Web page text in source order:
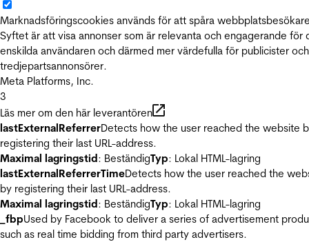
Marknadsföringscookies används för att spåra
Syftet är att visa annonser som är relevanta och engagerande för
enskilda användaren och därmed mer värdefulla för publicister och
tredjepartsannonsörer.
Meta Platforms, Inc.
3
Läs mer om den här leverantören
lastExternalReferrerDetects how the user reached the website
registering their last URL-address.
Maximal lagringstid: BeständigTyp: Lokal HTML-lagring
lastExternalReferrerTimeDetects how the user reached the
by registering their last URL-address.
Maximal lagringstid: BeständigTyp: Lokal HTML-lagring
_fbpUsed by Facebook to deliver a series of advertisement
such as real time bidding from third party advertisers.